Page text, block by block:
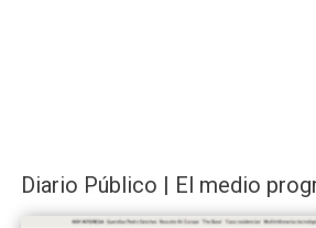
Diario Público | El medio